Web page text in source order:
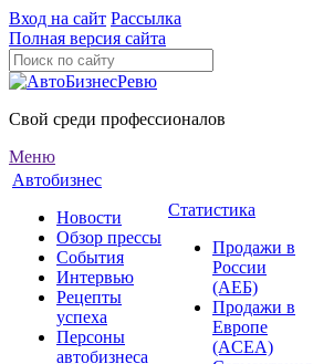
Вход на сайт Рассылка
Полная версия сайта
Свой среди профессионалов
Меню
Автобизнес
Новости
Обзор прессы
События
Интервью
Рецепты
успеха
Персоны
автобизнеса
Статистика
Продажи в
России
(АЕБ)
Продажи в
Европе
(ACEA)